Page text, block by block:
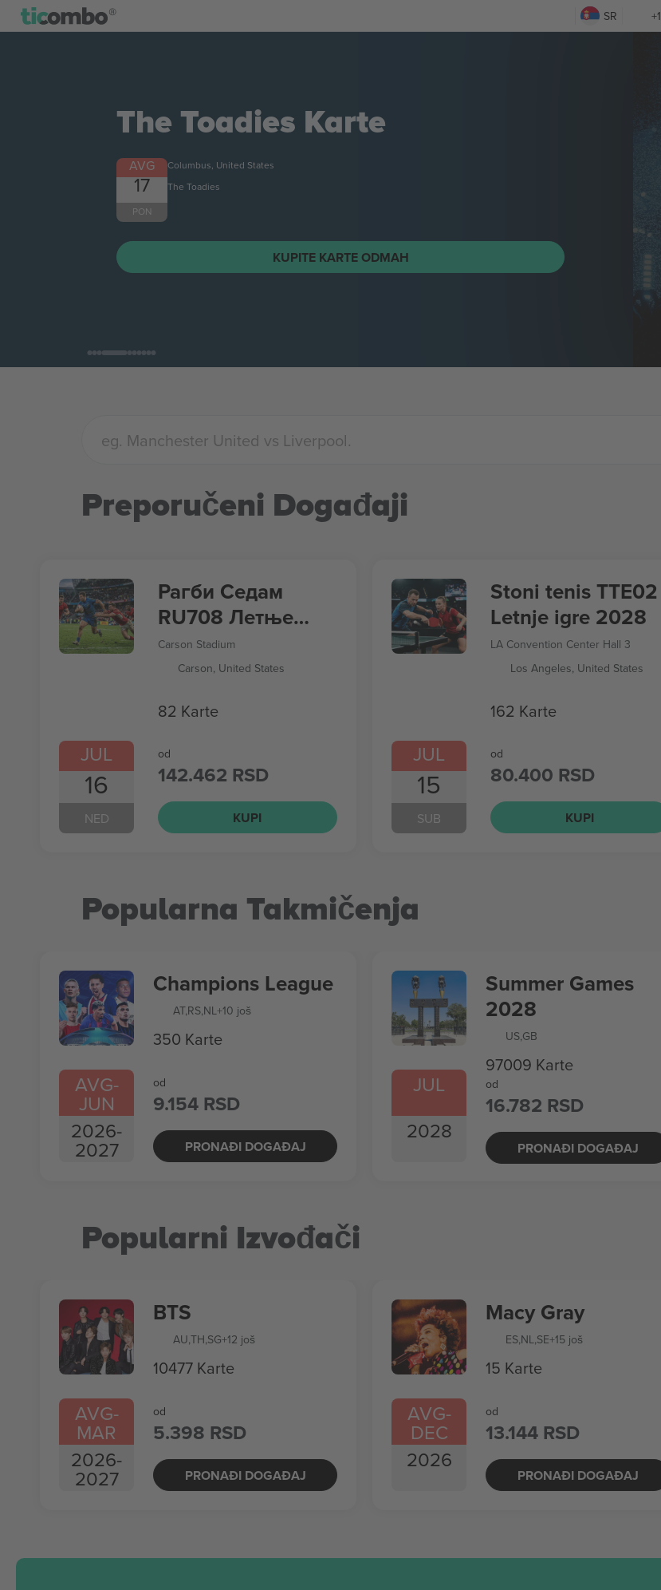
SR +1
The Toadies Karte
AVG
17
PON
Columbus, United States
The Toadies
KUPITE KARTE ODMAH
Preporučeni Događaji
JUL
16
NED
Рагби Седам
RU708 Летње
игре 2028
Carson Stadium
Carson, United States
82 Karte
od
142.462 RSD
KUPI
JUL
15
SUB
Stoni tenis TTE02
Letnje igre 2028
LA Convention Center Hall 3
Los Angeles, United States
162 Karte
od
80.400 RSD
KUPI
Popularna Takmičenja
AVG-
JUN
2026-
2027
Champions League
AT,RS,NL+10 još
350 Karte
od
9.154 RSD
PRONAĐI DOGAĐAJ
JUL
2028
Summer Games
2028
US,GB
97009 Karte
od
16.782 RSD
PRONAĐI DOGAĐAJ
Popularni Izvođači
AVG-
MAR
2026-
2027
BTS
AU,TH,SG+12 još
10477 Karte
od
5.398 RSD
PRONAĐI DOGAĐAJ
AVG-
DEC
2026
Macy Gray
ES,NL,SE+15 još
15 Karte
od
13.144 RSD
PRONAĐI DOGAĐAJ